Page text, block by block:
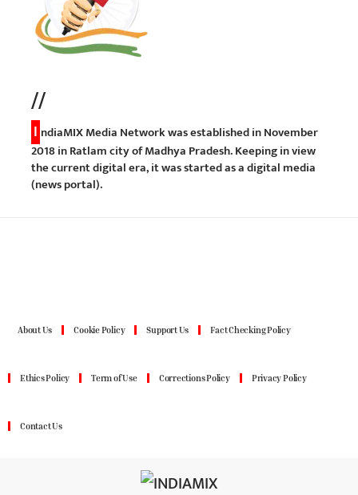
//
I ndiaMIX Media Network was established in November
2018 in Ratlam city of Madhya Pradesh. Keeping in view
the current digital era, it was started as a digital media
(news portal).
About Us Cookie Policy Support Us Fact Checking Policy
Ethics Policy Term of Use Corrections Policy Privacy Policy
Contact Us